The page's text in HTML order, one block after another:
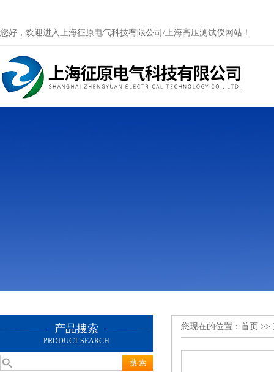
您好，欢迎进入上海征原电气科技有限公司/上海高压测试仪网站！
产品搜索
PRODUCT SEARCH
您现在的位置： 首页 >>